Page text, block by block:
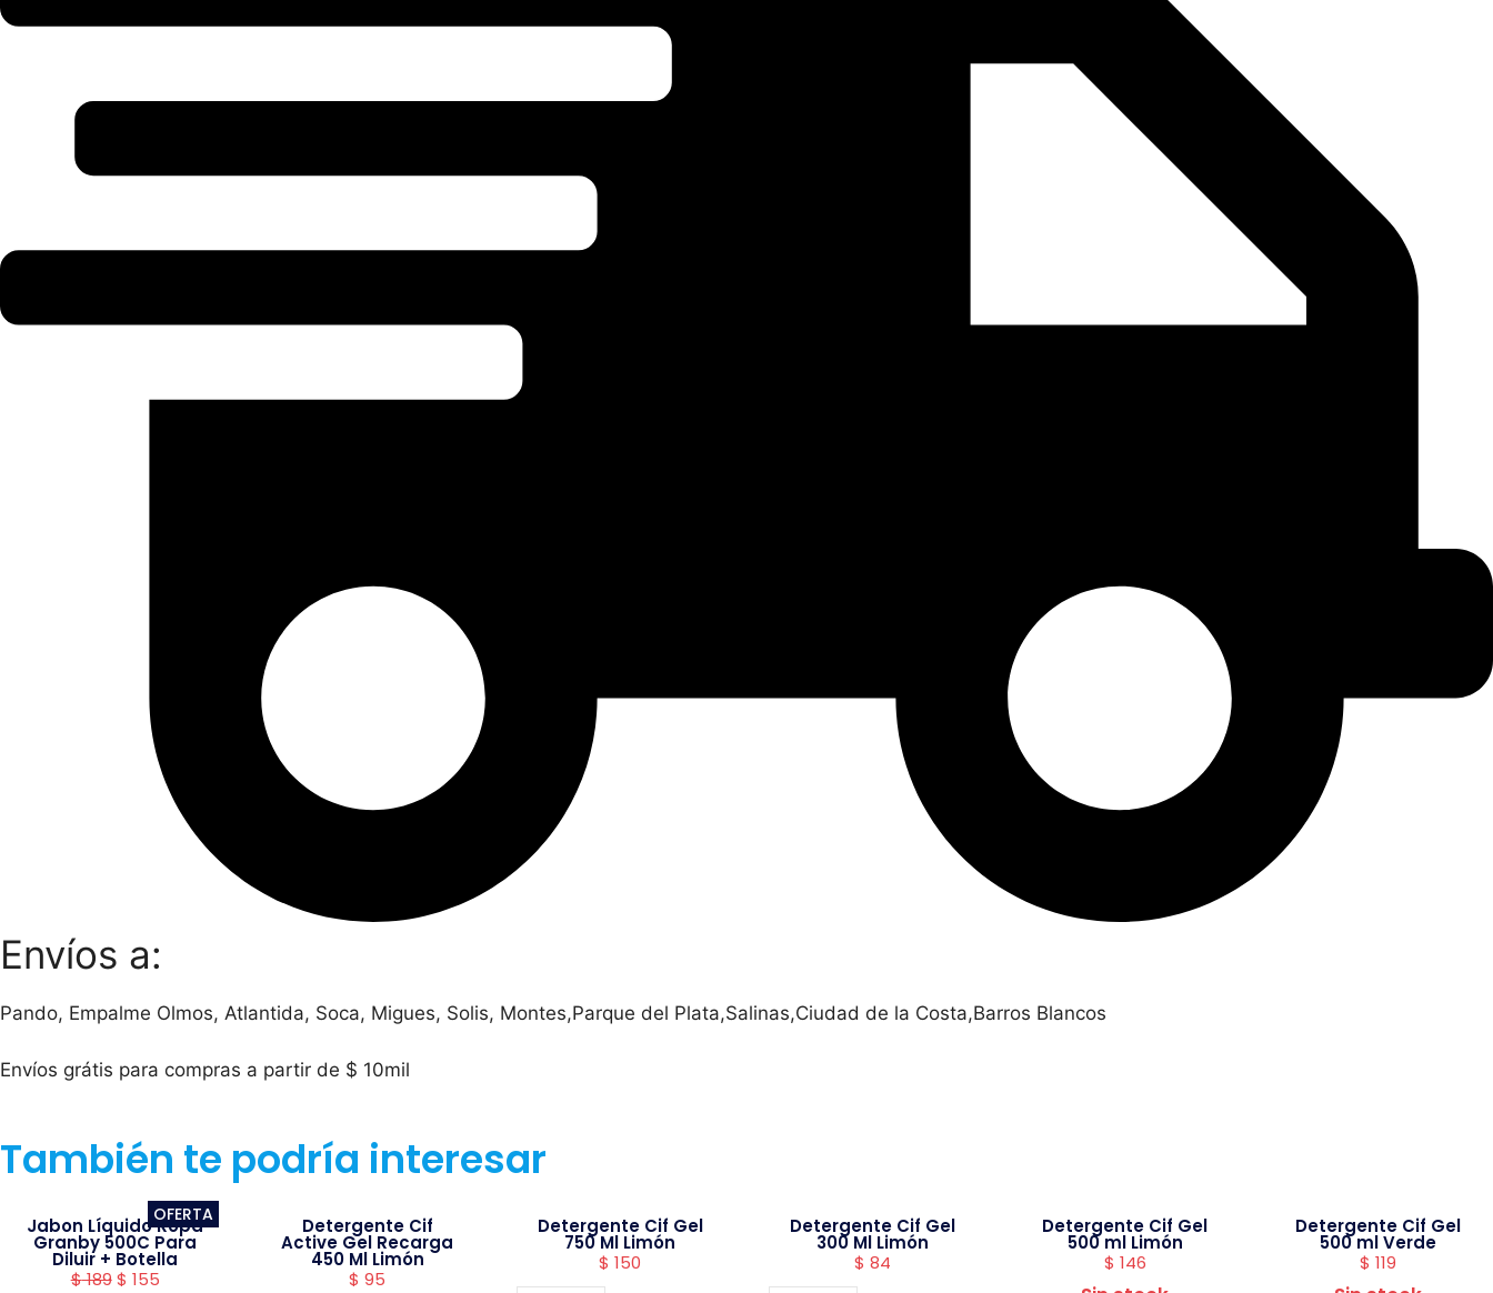
Envíos a:
Pando, Empalme Olmos, Atlantida, Soca, Migues, Solis, Montes,Parque del Plata,Salinas,Ciudad de la Costa,Barros Blancos
Envíos grátis para compras a partir de $ 10mil
También te podría interesar
OFERTA
Jabon Líquido Ropa
Granby 500C Para
Diluir + Botella
$189 $ 155
Detergente Cif
Active Gel Recarga
450 Ml Limón
$ 95
Detergente Cif Gel
750 Ml Limón
$ 150
Detergente Cif Gel
300 Ml Limón
$ 84
Detergente Cif Gel
500 ml Limón
$ 146
Detergente Cif Gel
500 ml Verde
$ 119